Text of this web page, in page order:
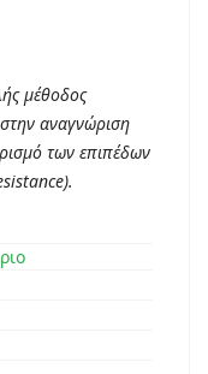
μέθοδος
αναγνώριση
των επιπέδων